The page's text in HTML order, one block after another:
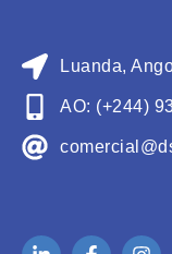
Luanda,
AO: (+244)